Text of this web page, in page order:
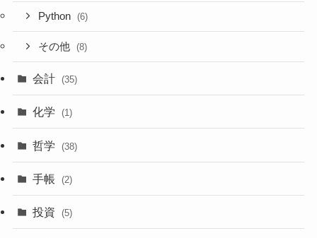
Python (6)
その他 (8)
会計 (35)
化学 (1)
哲学 (38)
手帳 (2)
投資 (5)